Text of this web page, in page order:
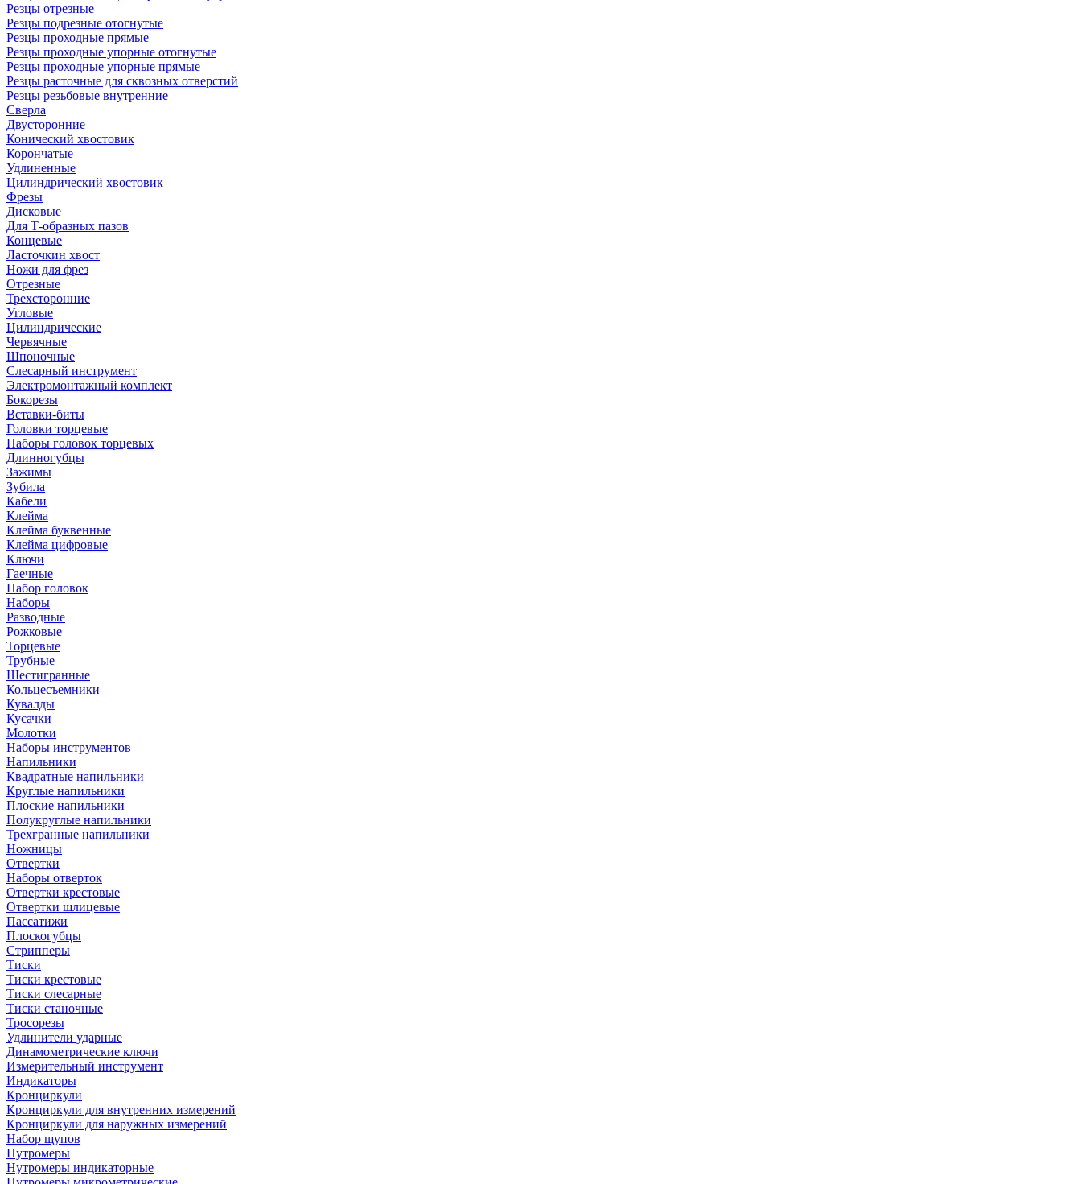
Резцы отрезные
Резцы подрезные отогнутые
Резцы проходные прямые
Резцы проходные упорные отогнутые
Резцы проходные упорные прямые
Резцы расточные для сквозных отверстий
Резцы резьбовые внутренние
Сверла
Двусторонние
Конический хвостовик
Корончатые
Удлиненные
Цилиндрический хвостовик
Фрезы
Дисковые
Для Т-образных пазов
Концевые
Ласточкин хвост
Ножи для фрез
Отрезные
Трехсторонние
Угловые
Цилиндрические
Червячные
Шпоночные
Слесарный инструмент
Электромонтажный комплект
Бокорезы
Вставки-биты
Головки торцевые
Наборы головок торцевых
Длинногубцы
Зажимы
Зубила
Кабели
Клейма
Клейма буквенные
Клейма цифровые
Ключи
Гаечные
Набор головок
Наборы
Разводные
Рожковые
Торцевые
Трубные
Шестигранные
Кольцесъемники
Кувалды
Кусачки
Молотки
Наборы инструментов
Напильники
Квадратные напильники
Круглые напильники
Плоские напильники
Полукруглые напильники
Трехгранные напильники
Ножницы
Отвертки
Наборы отверток
Отвертки крестовые
Отвертки шлицевые
Пассатижи
Плоскогубцы
Стрипперы
Тиски
Тиски крестовые
Тиски слесарные
Тиски станочные
Тросорезы
Удлинители ударные
Динамометрические ключи
Измерительный инструмент
Индикаторы
Кронциркули
Кронциркули для внутренних измерений
Кронциркули для наружных измерений
Набор щупов
Нутромеры
Нутромеры индикаторные